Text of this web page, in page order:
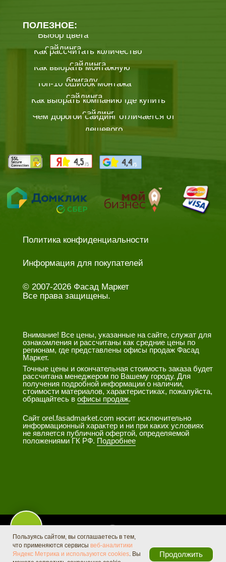
Пользуясь сайтом, вы соглашаетесь в тем,
что применяются сервисы веб-аналитики
Яндекс Метрика и используются cookies. Вы
Продолжить